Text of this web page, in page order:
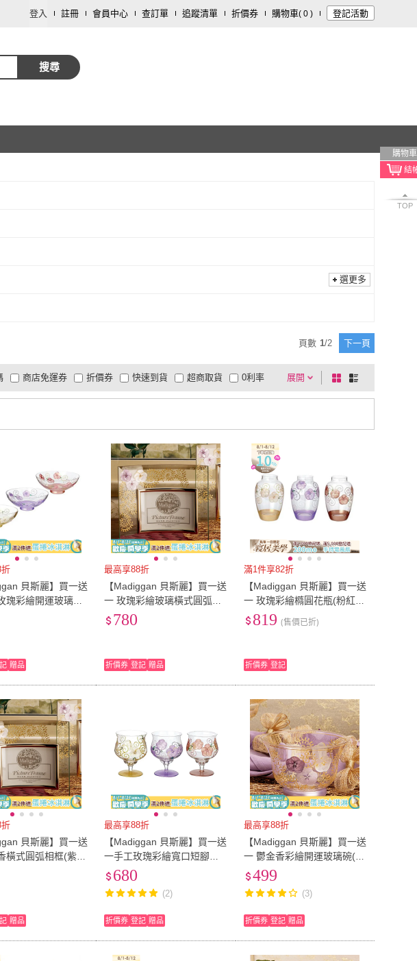
登入 註冊 會員中心 查訂單 追蹤清單 折價券 購物車( 0 ) 登記活動
搜尋
購物車
TOP
選更多
頁數 1/2 下一頁
展開
折價券
有影片
商品有量 電視購物
快速到貨 超商取貨
配
大家電快配
商店免運券 0利率
棋
盤
列
貝斯麗】買一送
瑰彩繪開運玻璃碗
贈品
最高享88折
【Madiggan 貝斯麗】買一送
一 玫瑰彩繪玻璃橫式圓弧相
框(紫色)
780
折價券 登記 贈品
滿1件享82折
【Madiggan 貝斯麗】買一送
一 玫瑰彩繪橢圓花瓶(粉紅
色)819 (售價已折)
折價券 登記
貝斯麗】買一送
橫式圓弧相框(紫紅
贈品
最高享88折
【Madiggan 貝斯麗】買一送
一手工玫瑰彩繪寬口短腳燭
杯(金黃色)
680
(2)
折價券 登記 贈品
最高享88折
【Madiggan 貝斯麗】買一送
一 鬱金香彩繪開運玻璃碗(紫
紅色)
499
(3)
折價券 登記 贈品